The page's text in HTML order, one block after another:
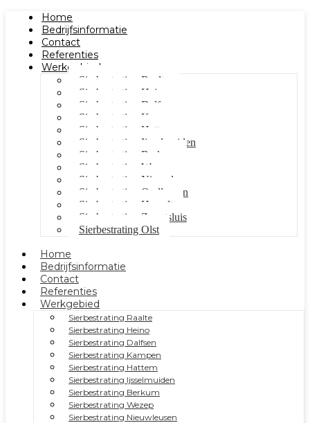
Home
Bedrijfsinformatie
Contact
Referenties
Werkgebied
Sierbestrating Raalte
Sierbestrating Heino
Sierbestrating Dalfsen
Sierbestrating Kampen
Sierbestrating Hattem
Sierbestrating Ijsselmuiden
Sierbestrating Berkum
Sierbestrating Wezep
Sierbestrating Nieuwleusen
Sierbestrating Oudleusen
Sierbestrating Hasselt
Sierbestrating Zwartsluis
Sierbestrating Olst
Home
Bedrijfsinformatie
Contact
Referenties
Werkgebied
Sierbestrating Raalte
Sierbestrating Heino
Sierbestrating Dalfsen
Sierbestrating Kampen
Sierbestrating Hattem
Sierbestrating Ijsselmuiden
Sierbestrating Berkum
Sierbestrating Wezep
Sierbestrating Nieuwleusen